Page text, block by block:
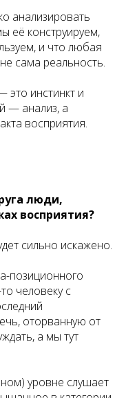
анализировать
её конструируем,
и что любая
сама реальность.
это инстинкт и
— анализ, а
восприятия.
люди,
восприятия?
сильно искажено.
позиционного
человеку с
оторванную от
а мы тут
уровне слушает